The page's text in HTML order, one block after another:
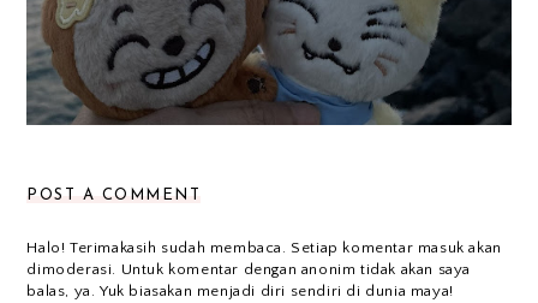
POST A COMMENT
Halo! Terimakasih sudah membaca. Setiap komentar masuk akan
dimoderasi. Untuk komentar dengan anonim tidak akan saya
balas, ya. Yuk biasakan menjadi diri sendiri di dunia maya!